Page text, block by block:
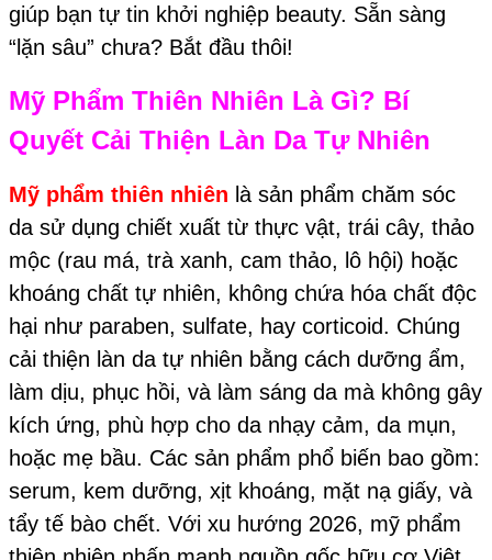
giúp bạn tự tin khởi nghiệp beauty. Sẵn sàng
“lặn sâu” chưa? Bắt đầu thôi!
Mỹ Phẩm Thiên Nhiên Là Gì? Bí
Quyết Cải Thiện Làn Da Tự Nhiên
Mỹ phẩm thiên nhiên là sản phẩm chăm sóc
da sử dụng chiết xuất từ thực vật, trái cây, thảo
mộc (rau má, trà xanh, cam thảo, lô hội) hoặc
khoáng chất tự nhiên, không chứa hóa chất độc
hại như paraben, sulfate, hay corticoid. Chúng
cải thiện làn da tự nhiên bằng cách dưỡng ẩm,
làm dịu, phục hồi, và làm sáng da mà không gây
kích ứng, phù hợp cho da nhạy cảm, da mụn,
hoặc mẹ bầu. Các sản phẩm phổ biến bao gồm:
serum, kem dưỡng, xịt khoáng, mặt nạ giấy, và
tẩy tế bào chết. Với xu hướng 2026, mỹ phẩm